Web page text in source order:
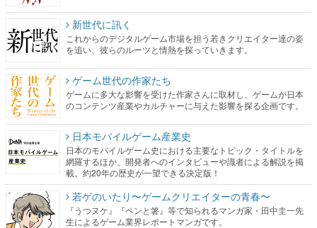
新世代に訊く
これからのデジタルゲーム市場を担う若きクリエイター達の姿
を追い、彼らのルーツと情熱を探っていきます。
ゲーム世代の作家たち
ゲームに多大な影響を受けた作家さんに取材し、ゲームが日本
のコンテンツ産業やカルチャーに与えた影響を探る企画です。
日本モバイルゲーム産業史
日本のモバイルゲーム史における主要なトピック・タイトルを
網羅するほか、開発者へのインタビューや識者による解説を掲
載。約20年の歴史が一望できる決定版！
若ゲのいたり〜ゲームクリエイターの青春〜
『うつヌケ』『ペンと箸』等で知られるマンガ家・田中圭一先
生によるゲーム業界レポートマンガです。